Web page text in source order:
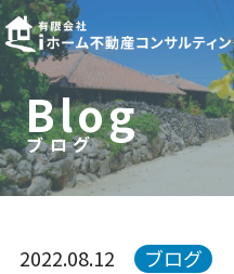
Blog
ブログ
ブログ
2022.08.12 ブログ